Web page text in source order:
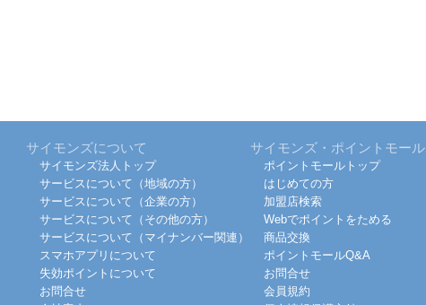
サイモンズについて
サイモンズ法人トップ
サービスについて（地域の方）
サービスについて（企業の方）
サービスについて（その他の方）
サービスについて（マイナンバー関連）
スマホアプリについて
失効ポイントについて
お問合せ
サイモンズ・ポイントモール
ポイントモールトップ
はじめての方
加盟店検索
Webでポイントをためる
商品交換
ポイントモールQ&A
お問合せ
会員規約